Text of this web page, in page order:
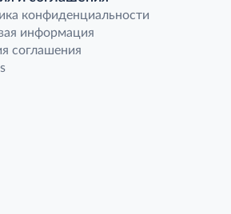
конфиденциальности
информация
соглашения